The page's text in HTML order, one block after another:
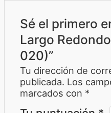
Sé el primero
Largo
020)”
Tu dirección de
publicada. Los
marcados con *